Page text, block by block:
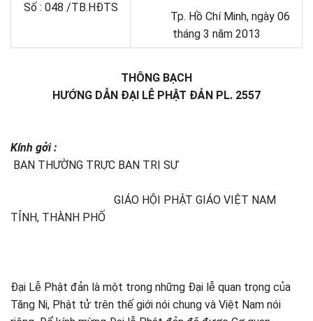
Số : 048 /TB.HĐTS
Tp. Hồ Chí Minh, ngày 06
tháng 3 năm 2013
THÔNG BẠCH
HƯỚNG DẪN ĐẠI LỄ PHẬT ĐẢN PL. 2557
Kính gởi :
BAN THƯỜNG TRỰC BAN TRỊ SỰ
GIÁO HỘI PHẬT GIÁO VIỆT NAM
TỈNH, THÀNH PHỐ
Đại Lễ Phật đản là một trong những Đại lễ quan trọng của
Tăng Ni, Phật tử trên thế giới nói chung và Việt Nam nói